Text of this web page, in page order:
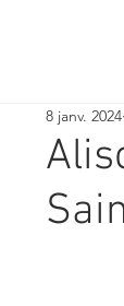
8 janv. 2024